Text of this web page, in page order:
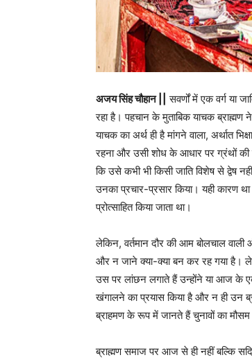
अजय सिंह चौहान ||
सवर्णों में एक वर्ग या
रहा है। पहचान के मुताबिक याचक ब्राह्मण
याचक का अर्थ ही है मांगने वाला, अर्थात
रहना और उसी शोध के आधार पर ग्रंथों की
कि उसे कभी भी किसी जाति विशेष से द्वेष
उनका प्रचार-प्रसार किया। यही कारण
प्रोत्साहित किया जाता था।
लेकिन, वर्तमान दौर की आम बोलचाल
और न जाने क्या-क्या बन कर रह गया है।
उस पर लांछन लगाते हैं उन्होंने या आज के
खंगालने का प्रयास किया है और न ही उन
ब्राहमण के रूप में जानते हैं चुनावों का मौसम
ब्राह्मण समाज पर आज से ही नहीं बल्कि